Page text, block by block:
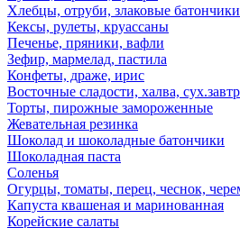
Хлебцы, отруби, злаковые батончики
Кексы, рулеты, круассаны
Печенье, пряники, вафли
Зефир, мармелад, пастила
Конфеты, драже, ирис
Восточные сладости, халва,
Торты, пирожные замороженные
Жевательная резинка
Шоколад и шоколадные батончики
Шоколадная паста
Соленья
Огурцы, томаты, перец, чеснок,
Капуста квашеная и маринованная
Корейские салаты